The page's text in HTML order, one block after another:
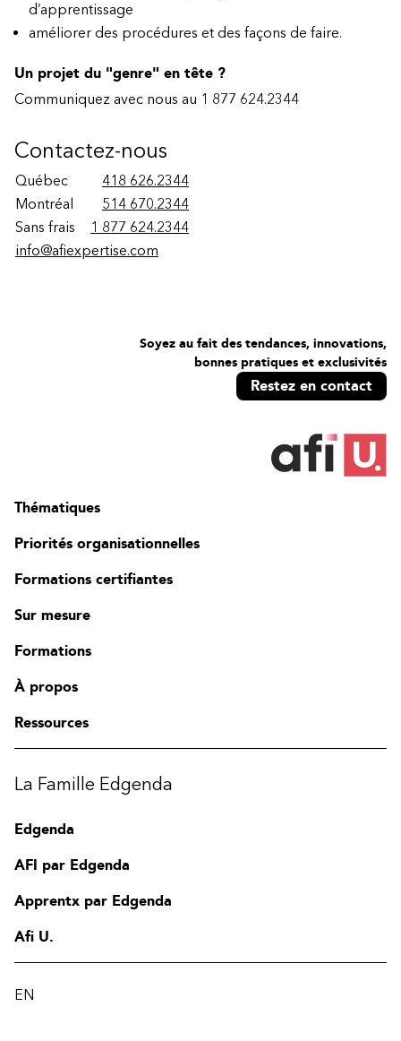
d’apprentissage
améliorer des procédures et des façons de faire.
Un projet du "genre" en tête ?
Communiquez avec nous au 1 877 624.2344
Contactez-nous
Québec
418 626.2344
Montréal
514 670.2344
Sans frais
1 877 624.2344
info@afiexpertise.com
Soyez au fait des tendances, innovations,
bonnes pratiques et exclusivités
Restez en contact
Thématiques
Priorités organisationnelles
Formations certifiantes
Sur mesure
Formations
À propos
Ressources
La Famille Edgenda
Edgenda
AFI par Edgenda
Apprentx par Edgenda
Afi U.
EN